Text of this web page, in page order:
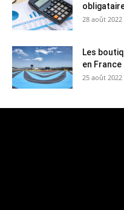
28 août 2022
Les
en France
25 août 2022